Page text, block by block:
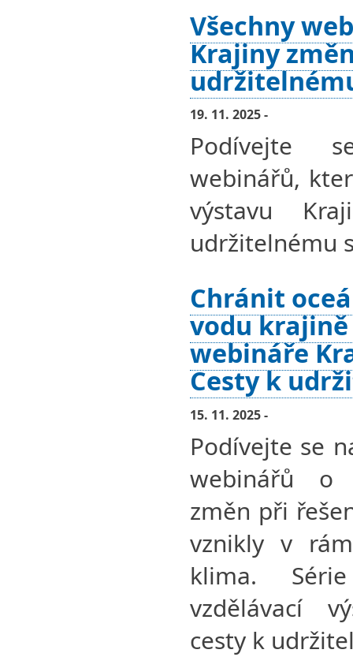
Všechny
Krajiny
19. 11. 2025 -
Podívejte
webinářů,
výstavu
udržitelnému
Chránit
vodu krajině
webináře
Cesty k
15. 11. 2025 -
Podívejte se
webinářů o
změn při
vznikly v
klima.
vzdělávací
cesty k